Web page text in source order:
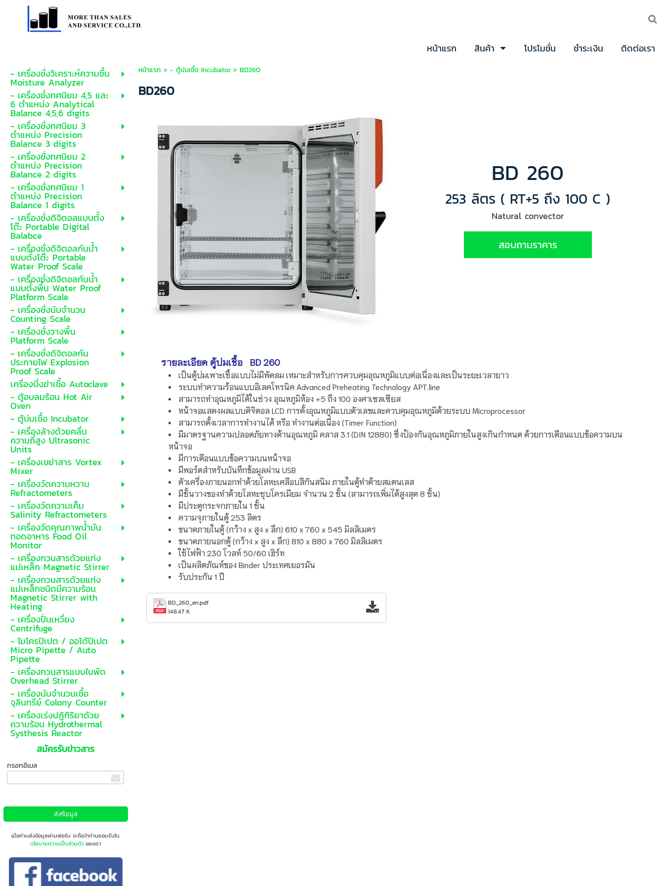
หน้าแรก สินค้า โปรโมชั่น ชำระเงิน
ติดต่อเรา
- เครื่องชั่งวิเคราะห์ความชื้น
Moisture Analyzer
- เครื่องชั่งทศนิยม 4,5 และ
6 ตำแหน่ง Analytical
Balance 4,5,6 digits
- เครื่องชั่งทศนิยม 3
ตำแหน่ง Precision
Balance 3 digits
- เครื่องชั่งทศนิยม 2
ตำแหน่ง Precision
Balance 2 digits
- เครื่องชั่งทศนิยม 1
ตำแหน่ง Precision
Balance 1 digits
- เครื่องชั่งดิจิตอลแบบตั้ง
โต๊ะ Portable Digital
Balabce
- เครื่องชั่งดิจิตอลกันน้ำ
แบบตั้งโต๊ะ Portable
Water Proof Scale
- เครื่องชั่งดิจิตอลกันน้ำ
แบบตั้งพื้น Water Proof
Platform Scale
- เครื่องชั่งนับจำนวน
Counting Scale
- เครื่องชั่งวางพื้น
Platform Scale
- เครื่องชั่งดิจิตอลกัน
ประกายไฟ Explosion
Proof Scale
เครื่องนึ่งฆ่าเชื้อ Autoclave
- ตู้อบลมร้อน Hot Air
Oven
- ตู้บ่มเชื้อ Incubator
- เครื่องล้างด้วยคลื่น
ความถี่สูง Ultrasonic
Units
- เครื่องเขย่าสาร Vortex
Mixer
- เครื่องวัดความหวาน
Refractometers
- เครื่องวัดความเค็ม
Salinity Refractometers
- เครื่องวัดคุณภาพน้ำมัน
ทอดอาหาร Food Oil
Monitor
- เครื่องกวนสารด้วยแท่ง
แม่เหล็ก Magnetic Stirrer
- เครื่องกวนสารด้วยแท่ง
แม่เหล็กชนิดมีความร้อน
Magnetic Stirrer with
Heating
- เครื่องปั่นเหวี่ยง
Centrifuge
- ไมโครปิเปต / ออโต้ปิเปต
Micro Pipette / Auto
Pipette
- เครื่องกวนสารแบบใบพัด
Overhead Stirrer
- เครื่องนับจำนวนเชื้อ
จุลินทรีย์ Colony Counter
- เครื่องเร่งปฏิกิริยาด้วย
ความร้อน Hydrothermal
Systhesis Reactor
สมัครรับข่าวสาร
กรอกอีเมล
เมื่อท่านส่งข้อมูลผ่านฟอร์ม จะถือว่าท่านยอมรับใน
นโยบายความเป็นส่วนตัวของเรา
หน้าแรก > - ตู้บ่มเชื้อ Incubator> BD260
BD260
BD 260
253 ลิตร ( RT+5 ถึง 100 C )
Natural convector
สอบถามราคาร
รายละเอียด ตู้บ่มเชื้อ BD 260
เป็นตู้บ่มเพาะเชื้อแบบไม่มีพัดลม เหมาะสำหรับการควบคุมอุณหภูมิแบบต่อเนื่องและเป็นระยะเวลายาว
ระบบทำความร้อนแบบอิเลคโทรนิค Advanced Preheating Technology APT.line
สามารถทำอุณหภูมิได้ในช่วง อุณหภูมิห้อง +5 ถึง 100 องศาเซลเซียส
หน้าจอแสดงผลแบบดิจิตอลLCD การตั้งอุณหภูมิแบบตัวเลขและควบคุมอุณหภูมิด้วยระบบ Microprocessor
สามารถตั้งเวลาการทำงานได้ หรือ ทำงานต่อเนื่อง (Timer Function)
มีมาตรฐานความปลอดภัยทางด้านอุณหภูมิ คลาส 3.1 (DIN 12880) ซึ่งป้องกันอุณหภูมิภายในสูงเกินกำหนด ด้วยการเตือนแบบข้อความบน
หน้าจอ
มีการเตือนแบบข้อความบนหน้าจอ
มีพอร์ตสำหรับบันทึกข้อมูลผ่าน USB
ตัวเครื่องภายนอกทำด้วยโลหะเคลือบสีกันสนิม ภายในตู้ทำด้ายสแตนเลส
มีชั้นวางของทำด้วยโลหะชุบโครเมียม จำนวน 2 ชั้น (สามารถเพิ่มได้สูงสุด 8 ชั้น)
มีประตูกระจกภายใน 1 ชั้น
ความจุภายในตู้ 253 ลิตร
ขนาดภายในตู้ (กว้าง xสูง xลึก) 610 x 760 x 545 มิลลิเมตร
ขนาดภายนอกตู้ (กว้าง xสูง xลึก) 810 x 880 x 760 มิลลิเมตร
ใช้ไฟฟ้า230โวลท์50/60 เฮิร์ท
เป็นผลิตภัณท์ของ Binderประเทศเยอรมัน
รับประกัน 1 ปี
BD_260_en.pdf
148.47 K